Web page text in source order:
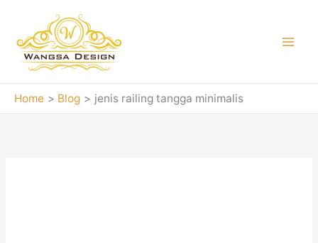
content
Home Blog jenis railing tangga minimalis